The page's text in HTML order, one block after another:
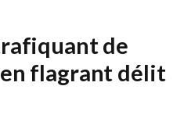
de
flagrant délit